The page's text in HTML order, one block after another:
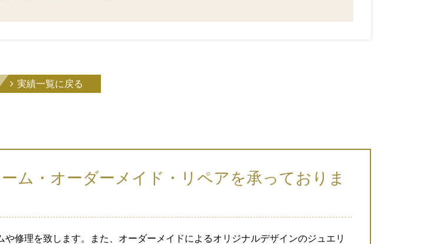
実績一覧に戻る
ム・オーダーメイド・リペアを承っておりま
修理を致します。また、オーダーメイドによるオリジナルデザインのジュエリ